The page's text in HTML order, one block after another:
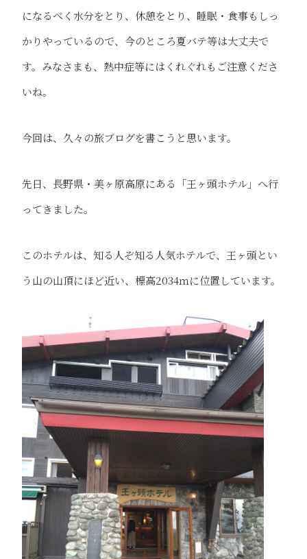
になるべく水分をとり、休憩をとり、睡眠・食事もしっ
かりやっているので、今のところ夏バテ等は大丈夫で
す。みなさまも、熱中症等にはくれぐれもご注意くださ
いね。
今回は、久々の旅ブログを書こうと思います。
先日、長野県・美ヶ原高原にある「王ヶ頭ホテル」へ行
ってきました。
このホテルは、知る人ぞ知る人気ホテルで、王ヶ頭とい
う山の山頂にほど近い、標高2034ｍに位置しています。